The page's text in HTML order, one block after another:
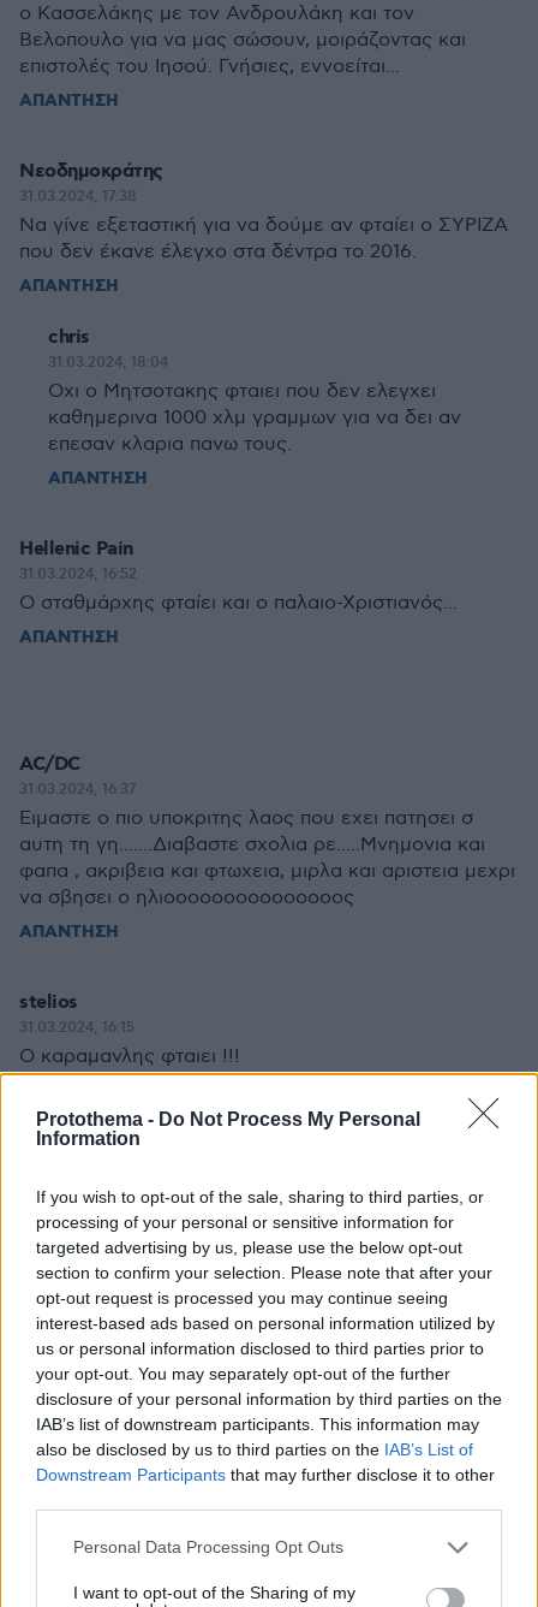
Protothema - Do Not Process My Personal
Information
If you wish to opt-out of the sale, sharing to third parties, or
processing of your personal or sensitive information for
targeted advertising by us, please use the below opt-out
section to confirm your selection. Please note that after your
opt-out request is processed you may continue seeing
interest-based ads based on personal information utilized by
us or personal information disclosed to third parties prior to
your opt-out. You may separately opt-out of the further
disclosure of your personal information by third parties on the
IAB’s list of downstream participants. This information may
also be disclosed by us to third parties on the IAB’s List of
Downstream Participants that may further disclose it to other
Please note that this website/app uses one or more Google
not limited to your visit or usage behaviour. You may click to
Personal Data Processing Opt Outs
I want to opt-out of the Sharing of my
ο Κασσελάκης με τον Ανδρουλάκη και τον
Βελοπουλο για να μας σώσουν, μοιράζοντας και
επιστολές του Ιησού. Γνήσιες, εννοείται...
ΑΠΑΝΤΗΣΗ
Νεοδημοκράτης
31.03.2024, 17:38
Να γίνε εξεταστική για να δούμε αν φταίει ο ΣΥΡΙΖΑ
που δεν έκανε έλεγχο στα δέντρα το 2016.
ΑΠΑΝΤΗΣΗ
chris
31.03.2024, 18:04
Οχι ο Μητσοτακης φταιει που δεν ελεγχει
καθημερινα 1000 χλμ γραμμων για να δει αν
επεσαν κλαρια πανω τους.
ΑΠΑΝΤΗΣΗ
Hellenic Pain
31.03.2024, 16:52
Ο σταθμάρχης φταίει και ο παλαιο-Χριστιανός...
ΑΠΑΝΤΗΣΗ
AC/DC
31.03.2024, 16:37
Ειμαστε ο πιο υποκριτης λαος που εχει πατησει σ
αυτη τη γη.......Διαβαστε σχολια ρε.....Μνημονια και
φαπα , ακριβεια και φτωχεια, μιρλα και αριστεια μεχρι
να σβησει ο ηλιοοοοοοοοοοοοοοος
ΑΠΑΝΤΗΣΗ
stelios
31.03.2024, 16:15
Ο καραμανλης φταιει !!!
ΠΡΟΣΘΗΚΗ ΣΧΟΛΙΟΥ
ΌΝΟΜΑ *
EMAIL